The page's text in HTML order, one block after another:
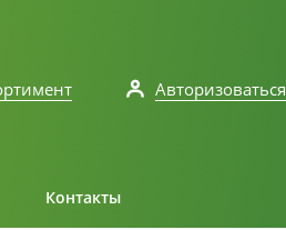
Авторизоваться
Контакты